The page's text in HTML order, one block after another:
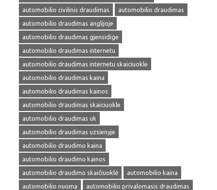
automobilio civilinis draudimas
automobilio draudimas
automobilio draudimas anglijoje
automobilio draudimas gjensidige
automobilio draudimas internetu
automobilio draudimas internetu skaiciuokle
automobilio draudimas kaina
automobilio draudimas kainos
automobilio draudimas skaiciuokle
automobilio draudimas uk
automobilio draudimas uzsienyje
automobilio draudimo kaina
automobilio draudimo kainos
automobilio draudimo skaičiuoklė
automobilio kaina
automobilio nuoma
automobilio privalomasis draudimas